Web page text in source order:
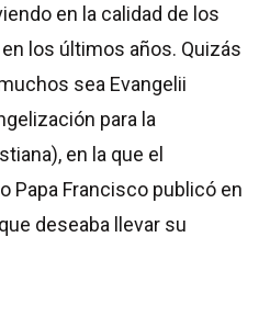
en la calidad de los
los últimos años. Quizás
sea Evangelii
para la
en la que el
Papa Francisco publicó en
deseaba llevar su